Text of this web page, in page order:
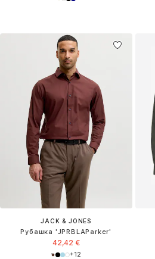
JACK & JONES
Рубашка 'JPRBLAParker'
42,42 €
+12